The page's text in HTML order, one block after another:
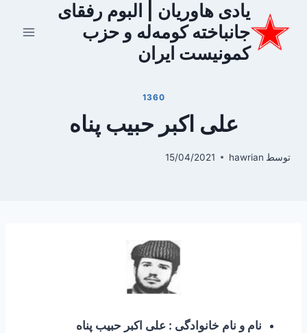
محتوا
یادی هاوریان | البوم رفقای
جانباخته کومه‌له و حزب
کمونیست ایران
1360
علی اکبر حبیب پناه
توسط hawrian
15/04/2021
نام و نام خانوادگی : علی اکبر حبیب پناه